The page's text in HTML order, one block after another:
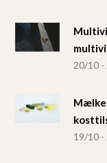
20/10 -
19/10 -